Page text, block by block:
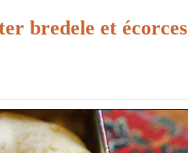
bredele et écorces